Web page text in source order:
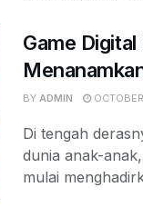
Game
BY ADMIN
Di tengah
dunia anak-
mulai